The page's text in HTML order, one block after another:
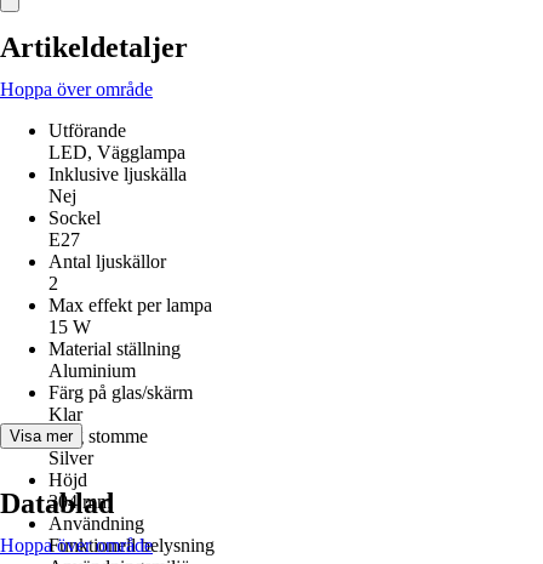
Artikeldetaljer
Hoppa över område
Utförande
LED, Vägglampa
Inklusive ljuskälla
Nej
Sockel
E27
Antal ljuskällor
2
Max effekt per lampa
15 W
Material ställning
Aluminium
Färg på glas/skärm
Klar
Färg stomme
Silver
Höjd
304 mm
Användning
Funktionell belysning
Visa mer
Datablad
Hoppa över område